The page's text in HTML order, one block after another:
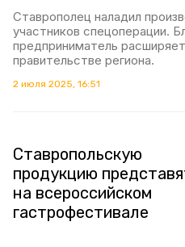
Ставрополец наладил
участников спецоперации.
предприниматель
правительстве региона.
2 июля 2025, 16:51
Ставропольскую
продукцию
на всероссийском
гастрофестивале